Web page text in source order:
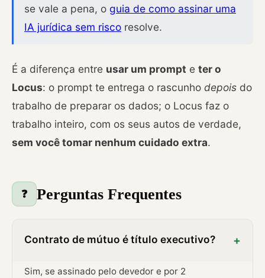
se vale a pena, o guia de como assinar uma
IA jurídica sem risco resolve.
É a diferença entre usar um prompt e ter o
Locus: o prompt te entrega o rascunho depois do
trabalho de preparar os dados; o Locus faz o
trabalho inteiro, com os seus autos de verdade,
sem você tomar nenhum cuidado extra.
❓ Perguntas Frequentes
Contrato de mútuo é título executivo? +
Sim, se assinado pelo devedor e por 2